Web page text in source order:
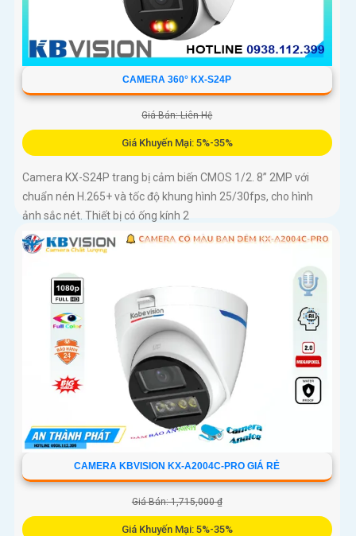
CAMERA 360° KX-S24P
Giá Bán: Liên Hệ
Giá Khuyến Mại: 5%-35%
Camera KX-S24P trang bị cảm biến CMOS 1/2. 8” 2MP với
chuẩn nén H.265+ và tốc độ khung hình 25/30fps, cho hình
ảnh sắc nét. Thiết bị có ống kính 2
CAMERA KBVISION KX-A2004C-PRO GIÁ RẺ
Giá Bán: 1,715,000 ₫
Giá Khuyến Mại: 5%-35%